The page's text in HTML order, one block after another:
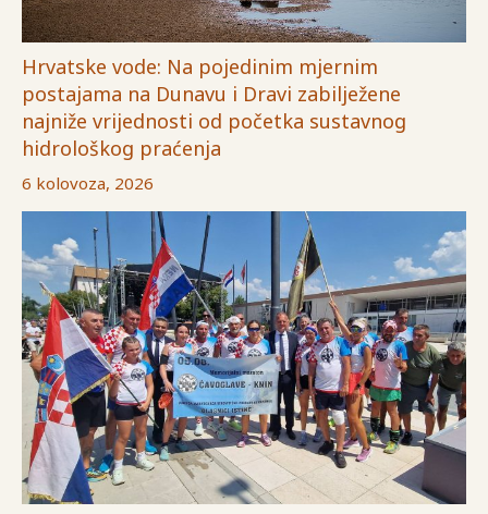
Hrvatske vode: Na pojedinim mjernim
postajama na Dunavu i Dravi zabilježene
najniže vrijednosti od početka sustavnog
hidrološkog praćenja
6 kolovoza, 2026